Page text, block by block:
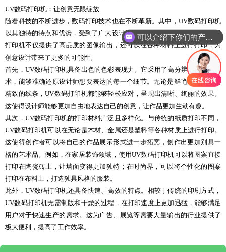
UV数码打印机：让创意无限绽放
随着科技的不断进步，数码打印技术也在不断革新。其中，UV数码打印机
以其独特的特点和优势，受到了广大设计师和创作爱好者的青睐。UV数码
打印机不仅提供了高品质的图像输出，还可以在各种材料上进行打印，为
创意设计带来了更多的可能性。
首先，UV数码打印机具备出色的色彩表现力。它采用了高分辨率的喷墨技
术，能够准确还原设计师想要表达的每一个细节。无论是鲜艳的色彩还是
精致的线条，UV数码打印机都能够轻松应对，呈现出清晰、绚丽的效果。
这使得设计师能够更加自由地表达自己的创意，让作品更加生动有趣。
其次，UV数码打印机的打印材料广泛且多样化。与传统的纸质打印不同，
UV数码打印机可以在无论是木材、金属还是塑料等各种材质上进行打印。
这使得创作者可以将自己的作品展示形式进一步拓宽，创作出更加别具一
格的艺术品。例如，在家居装饰领域，使用UV数码打印机可以将图案直接
打印在陶瓷砖上，让墙面变得更加独特；在时尚界，可以将个性化的图案
打印在布料上，打造独具风格的服装。
此外，UV数码打印机还具备快速、高效的特点。相较于传统的印刷方式，
UV数码打印机无需制版和干燥的过程，在打印速度上更加迅猛，能够满足
用户对于快速生产的需求。这为广告、展览等需要大量输出的行业提供了
极大便利，提高了工作效率。
可以介绍下你们的产品么